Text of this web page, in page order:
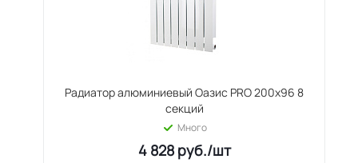
Радиатор алюминиевый Оазис PRO 200х96 8
секций
Много
4 828руб./шт